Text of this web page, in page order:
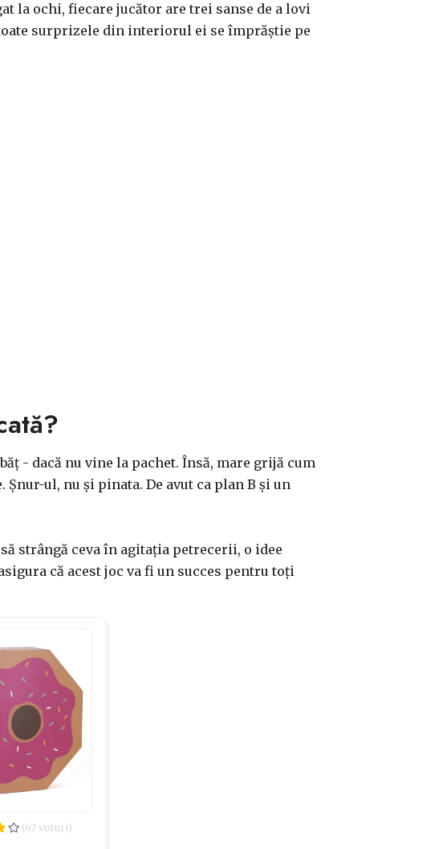
la ochi, fiecare jucător are trei sanse de a lovi
surprizele din interiorul ei se împrăștie pe
- dacă nu vine la pachet. Însă, mare grijă cum
ul, nu și pinata. De avut ca plan B și un
strângă ceva în agitația petrecerii, o idee
că acest joc va fi un succes pentru toți
(67 voturi)